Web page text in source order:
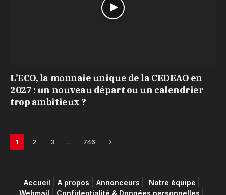
L’ECO, la monnaie unique de la CEDEAO en
2027 : un nouveau départ ou un calendrier
trop ambitieux ?
1 2 3 … 746 Next
Accueil A propos Annonceurs
Notre équipe
Webmail
Confidentialité & Données personnelles